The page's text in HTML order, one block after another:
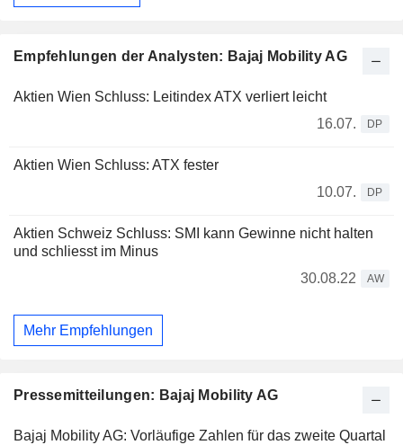
Empfehlungen der Analysten: Bajaj Mobility AG
Aktien Wien Schluss: Leitindex ATX verliert leicht
16.07.
DP
Aktien Wien Schluss: ATX fester
10.07.
DP
Aktien Schweiz Schluss: SMI kann Gewinne nicht halten
und schliesst im Minus
30.08.22
AW
Mehr Empfehlungen
Pressemitteilungen: Bajaj Mobility AG
Bajaj Mobility AG: Vorläufige Zahlen für das zweite Quartal